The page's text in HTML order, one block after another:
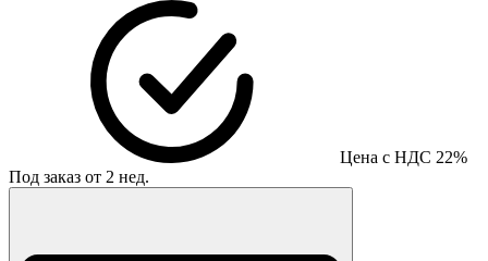
Цена с НДС 22%
Под заказ от 2 нед.